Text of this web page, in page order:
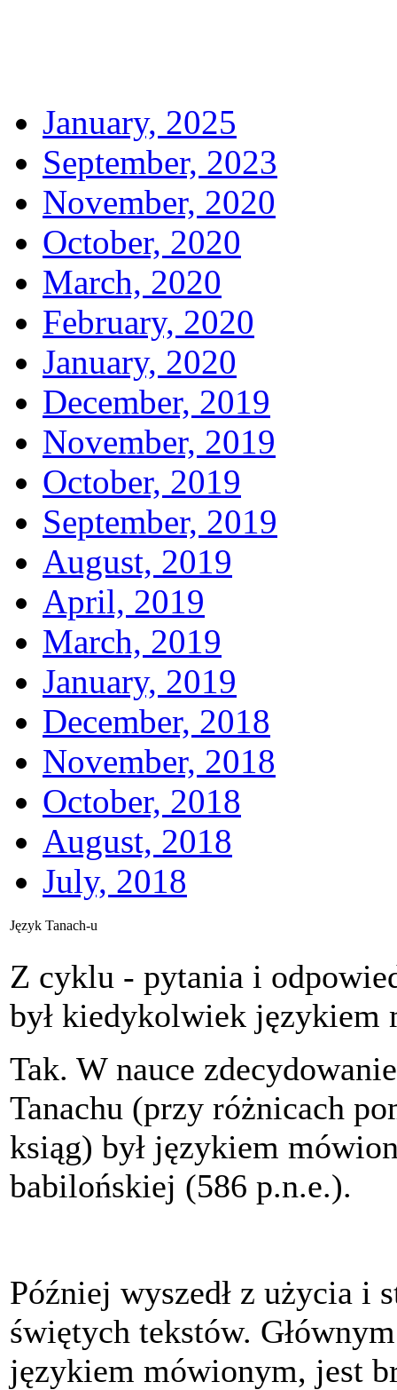
January, 2025
September, 2023
November, 2020
October, 2020
March, 2020
February, 2020
January, 2020
December, 2019
November, 2019
October, 2019
September, 2019
August, 2019
April, 2019
March, 2019
January, 2019
December, 2018
November, 2018
October, 2018
August, 2018
July, 2018
Język Tanach-u
Z cyklu - pytania i
był kiedykolwiek językiem
Tak. W nauce
Tanachu (przy różnicach
ksiąg) był językiem
babilońskiej (586 p.n.e.).
Później wyszedł z użycia i
świętych tekstów.
językiem mówionym, jest